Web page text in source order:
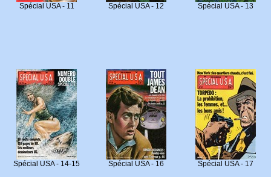
Spécial USA - 11 Spécial USA - 12 Spécial USA - 13
Spécial USA - 14-15 Spécial USA - 16 Spécial USA - 17